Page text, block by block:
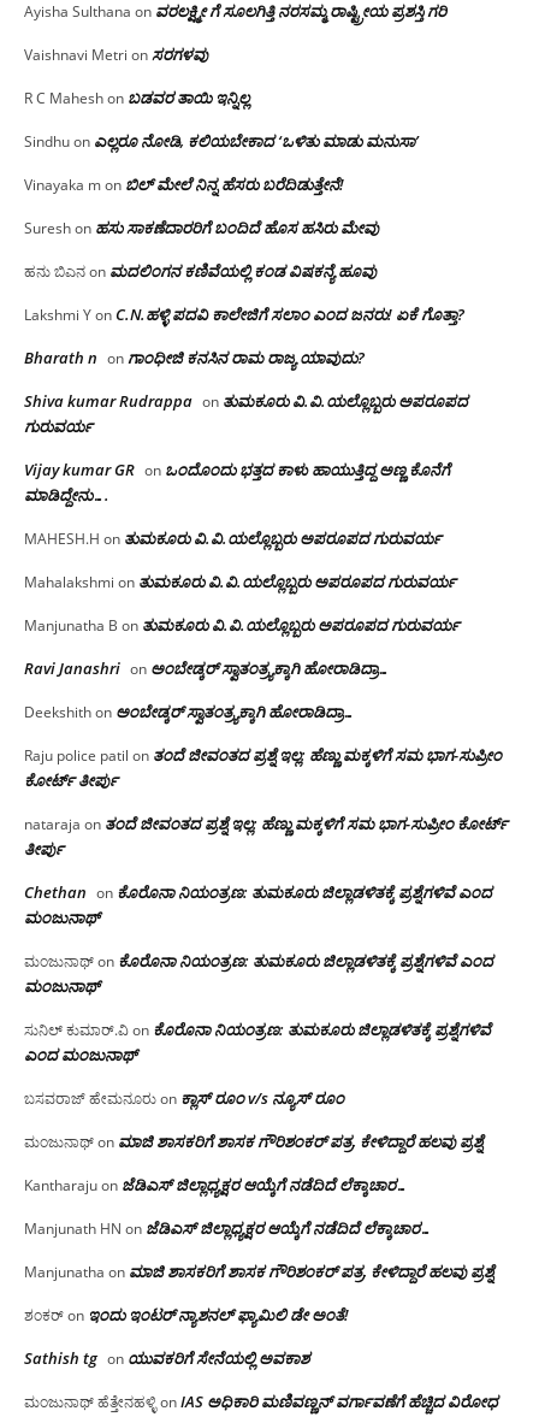
Ayisha Sulthana on ವರಲಕ್ಷ್ಮೀ ಗೆ ಸೂಲಗಿತ್ತಿ ನರಸಮ್ಮ‌ ರಾಷ್ಟ್ರೀಯ ಪ್ರಶಸ್ತಿ ಗರಿ
Vaishnavi Metri onಸರಗಳವು
R C Maheshon ಬಡವರ ತಾಯಿ ಇನ್ನಿಲ್ಲ
Sindhuon ಎಲ್ಲರೂ ನೋಡಿ, ಕಲಿಯಬೇಕಾದ ‘ಒಳಿತು ಮಾಡು ಮನುಸಾ’
Vinayaka mon ಬಿಲ್ ಮೇಲೆ ನಿನ್ನ ಹೆಸರು ಬರೆದಿಡುತ್ತೇನೆ!
Sureshon ಹಸು ಸಾಕಣೆದಾರರಿಗೆ ಬಂದಿದೆ ಹೊಸ ಹಸಿರು ಮೇವು
ಹನು ಬಿಎನon ಮದಲಿಂಗನ ಕಣಿವೆಯಲ್ಲಿ ಕಂಡ ವಿಷಕನ್ಯೆ ಹೂವು
Lakshmi YonC.N.ಹಳ್ಳಿ ಪದವಿ ಕಾಲೇಜಿಗೆ ಸಲಾಂ‌ ಎಂದ ಜನರು! ಏಕೆ ಗೊತ್ತಾ?
Bharath n onಗಾಂಧೀಜಿ ಕನಸಿನ ರಾಮ ರಾಜ್ಯ ಯಾವುದು?
Shiva kumar Rudrappa on ತುಮಕೂರು‌ ವಿ.ವಿ.ಯಲ್ಲೊಬ್ಬರು ಅಪರೂಪದ
ಗುರುವರ್ಯ
Vijay kumar GR on ಒಂದೊಂದು ಭತ್ತದ ಕಾಳು ಹಾಯುತ್ತಿದ್ದ ಅಣ್ಣ ಕೊನೆಗೆ
ಮಾಡಿದ್ದೇನು….
MAHESH.H on ತುಮಕೂರು‌ ವಿ.ವಿ.ಯಲ್ಲೊಬ್ಬರು ಅಪರೂಪದ ಗುರುವರ್ಯ
Mahalakshmi on ತುಮಕೂರು‌ ವಿ.ವಿ.ಯಲ್ಲೊಬ್ಬರು ಅಪರೂಪದ ಗುರುವರ್ಯ
Manjunatha B on ತುಮಕೂರು‌ ವಿ.ವಿ.ಯಲ್ಲೊಬ್ಬರು ಅಪರೂಪದ ಗುರುವರ್ಯ
Ravi Janashri on ಅಂಬೇಡ್ಕರ್ ಸ್ವಾತಂತ್ರ್ಯಕ್ಕಾಗಿ ಹೋರಾಡಿದ್ರಾ…
Deekshithon ಅಂಬೇಡ್ಕರ್ ಸ್ವಾತಂತ್ರ್ಯಕ್ಕಾಗಿ ಹೋರಾಡಿದ್ರಾ…
Raju police patil on ತಂದೆ ಜೀವಂತದ ಪ್ರಶ್ನೆ ಇಲ್ಲ: ಹೆಣ್ಣು ಮಕ್ಕಳಿಗೆ ಸಮ ಭಾಗ-ಸುಪ್ರೀಂ
ಕೋರ್ಟ್ ತೀರ್ಪು
nataraja on ತಂದೆ ಜೀವಂತದ ಪ್ರಶ್ನೆ ಇಲ್ಲ: ಹೆಣ್ಣು ಮಕ್ಕಳಿಗೆ ಸಮ ಭಾಗ-ಸುಪ್ರೀಂ ಕೋರ್ಟ್
ತೀರ್ಪು
Chethan on ಕೊರೊನಾ ನಿಯಂತ್ರಣ: ತುಮಕೂರು ಜಿಲ್ಲಾಡಳಿತಕ್ಕೆ ಪ್ರಶ್ನೆಗಳಿವೆ ಎಂದ
ಮಂಜು‌ನಾಥ್
ಮಂಜುನಾಥ್on ಕೊರೊನಾ ನಿಯಂತ್ರಣ: ತುಮಕೂರು ಜಿಲ್ಲಾಡಳಿತಕ್ಕೆ ಪ್ರಶ್ನೆಗಳಿವೆ ಎಂದ
ಮಂಜು‌ನಾಥ್
ಸುನಿಲ್ ಕುಮಾರ್.ವಿon ಕೊರೊನಾ ನಿಯಂತ್ರಣ: ತುಮಕೂರು ಜಿಲ್ಲಾಡಳಿತಕ್ಕೆ ಪ್ರಶ್ನೆಗಳಿವೆ
ಎಂದ ಮಂಜು‌ನಾಥ್
ಬಸವರಾಜ್ ಹೇಮನೂರುon ಕ್ಲಾಸ್ ರೂಂ v/s ನ್ಯೂಸ್ ರೂಂ
ಮಂಜುನಾಥ್on ಮಾಜಿ ಶಾಸಕರಿಗೆ ಶಾಸಕ ಗೌರಿಶಂಕರ್ ಪತ್ರ, ಕೇಳಿದ್ದಾರೆ ಹಲವು ಪ್ರಶ್ನೆ
Kantharajuon ಜೆಡಿಎಸ್ ಜಿಲ್ಲಾಧ್ಯಕ್ಷರ ಆಯ್ಕೆಗೆ ನಡೆದಿದೆ ಲೆಕ್ಕಾಚಾರ…
Manjunath HN on ಜೆಡಿಎಸ್ ಜಿಲ್ಲಾಧ್ಯಕ್ಷರ ಆಯ್ಕೆಗೆ ನಡೆದಿದೆ ಲೆಕ್ಕಾಚಾರ…
Manjunatha on ಮಾಜಿ ಶಾಸಕರಿಗೆ ಶಾಸಕ ಗೌರಿಶಂಕರ್ ಪತ್ರ, ಕೇಳಿದ್ದಾರೆ ಹಲವು ಪ್ರಶ್ನೆ
ಶಂಕರ್on ಇಂದು ಇಂಟರ್ ನ್ಯಾಶನಲ್ ಫ್ಯಾಮಿಲಿ ಡೇ ಅಂತೆ!
Sathish tg on ಯುವಕರಿಗೆ ಸೇನೆಯಲ್ಲಿ ಅವಕಾಶ
ಮಂಜುನಾಥ್ ಹೆತ್ತೇನಹಳ್ಳಿonIAS ಅಧಿಕಾರಿ ಮಣಿವಣ್ಣನ್ ವರ್ಗಾವಣೆಗೆ ಹೆಚ್ಚಿದ‌ ವಿರೋಧ